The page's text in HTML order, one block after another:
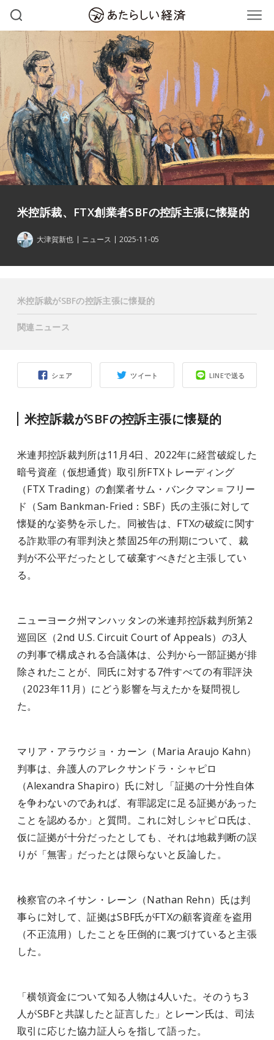
米控訴裁、FTX創業者SBFの控訴主張に懐疑的
大津賀新也 ニュース 2025-11-05
シェア ツイート LINEで送る
米控訴裁がSBFの控訴主張に懐疑的
米連邦控訴裁判所は11月4日、2022年に経営破綻した
暗号資産（仮想通貨）取引所FTXトレーディング
（FTX Trading）の創業者サム・バンクマン＝フリー
ド（Sam Bankman-Fried：SBF）氏の主張に対して
懐疑的な姿勢を示した。同被告は、FTXの破綻に関す
る詐欺罪の有罪判決と禁固25年の刑期について、裁
判が不公平だったとして破棄すべきだと主張してい
る。
ニューヨーク州マンハッタンの米連邦控訴裁判所第2
巡回区（2nd U.S. Circuit Court of Appeals）の3人
の判事で構成される合議体は、公判から一部証拠が排
除されたことが、同氏に対する7件すべての有罪評決
（2023年11月）にどう影響を与えたかを疑問視し
た。
マリア・アラウジョ・カーン（Maria Araujo Kahn）
判事は、弁護人のアレクサンドラ・シャピロ
（Alexandra Shapiro）氏に対し「証拠の十分性自体
を争わないのであれば、有罪認定に足る証拠があった
ことを認めるか」と質問。これに対しシャピロ氏は、
仮に証拠が十分だったとしても、それは地裁判断の誤
りが「無害」だったとは限らないと反論した。
検察官のネイサン・レーン（Nathan Rehn）氏は判
事らに対して、証拠はSBF氏がFTXの顧客資産を盗用
（不正流用）したことを圧倒的に裏づけていると主張
した。
「横領資金について知る人物は4人いた。そのうち3
人がSBFと共謀したと証言した」とレーン氏は、司法
取引に応じた協力証人らを指して語った。
米控訴裁がSBFの控訴主張に懐疑的
関連ニュース